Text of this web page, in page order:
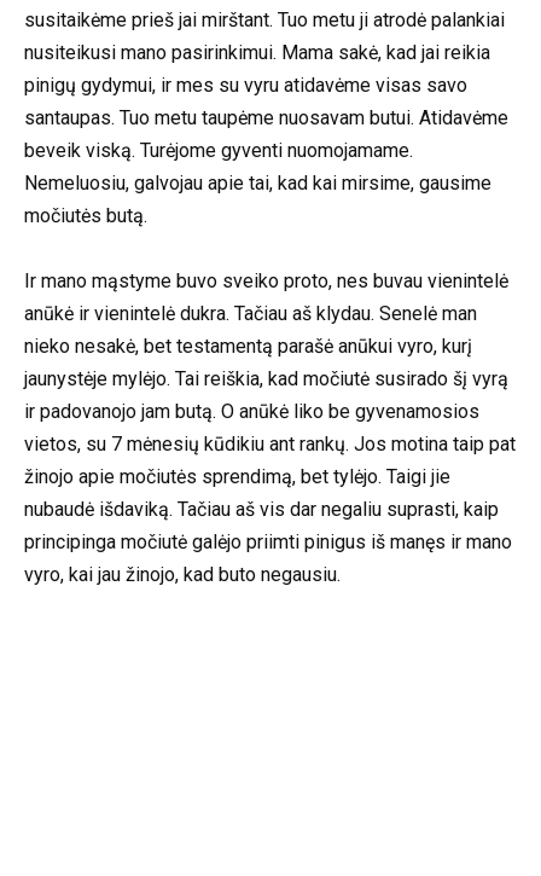
susitaikėme prieš jai mirštant. Tuo metu ji atrodė palankiai
nusiteikusi mano pasirinkimui. Mama sakė, kad jai reikia
pinigų gydymui, ir mes su vyru atidavėme visas savo
santaupas. Tuo metu taupėme nuosavam butui. Atidavėme
beveik viską. Turėjome gyventi nuomojamame.
Nemeluosiu, galvojau apie tai, kad kai mirsime, gausime
močiutės butą.
Ir mano mąstyme buvo sveiko proto, nes buvau vienintelė
anūkė ir vienintelė dukra. Tačiau aš klydau. Senelė man
nieko nesakė, bet testamentą parašė anūkui vyro, kurį
jaunystėje mylėjo. Tai reiškia, kad močiutė susirado šį vyrą
ir padovanojo jam butą. O anūkė liko be gyvenamosios
vietos, su 7 mėnesių kūdikiu ant rankų. Jos motina taip pat
žinojo apie močiutės sprendimą, bet tylėjo. Taigi jie
nubaudė išdaviką. Tačiau aš vis dar negaliu suprasti, kaip
principinga močiutė galėjo priimti pinigus iš manęs ir mano
vyro, kai jau žinojo, kad buto negausiu.